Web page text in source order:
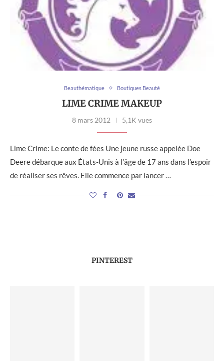
Beauthématique Boutiques Beauté
LIME CRIME MAKEUP
8 mars 2012 5,1K vues
Lime Crime: Le conte de fées Une jeune russe appelée Doe
Deere débarque aux États-Unis à l’âge de 17 ans dans l’espoir
de réaliser ses rêves. Elle commence par lancer …
PINTEREST